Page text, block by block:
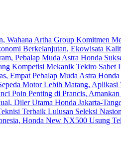
Wahana Artha Group Komitmen
Berkelanjutan, Ekowisata
Pebalap Muda Astra Honda
Kompetisi Mekanik Tekiro Sabet
Empat Pebalap Muda Astra
Motor Lebih Matang,
Poin Penting di Prancis,
Diler Utama Honda Jakarta-
Terbaik Lulusan Seleksi
Honda New NX500 Usung